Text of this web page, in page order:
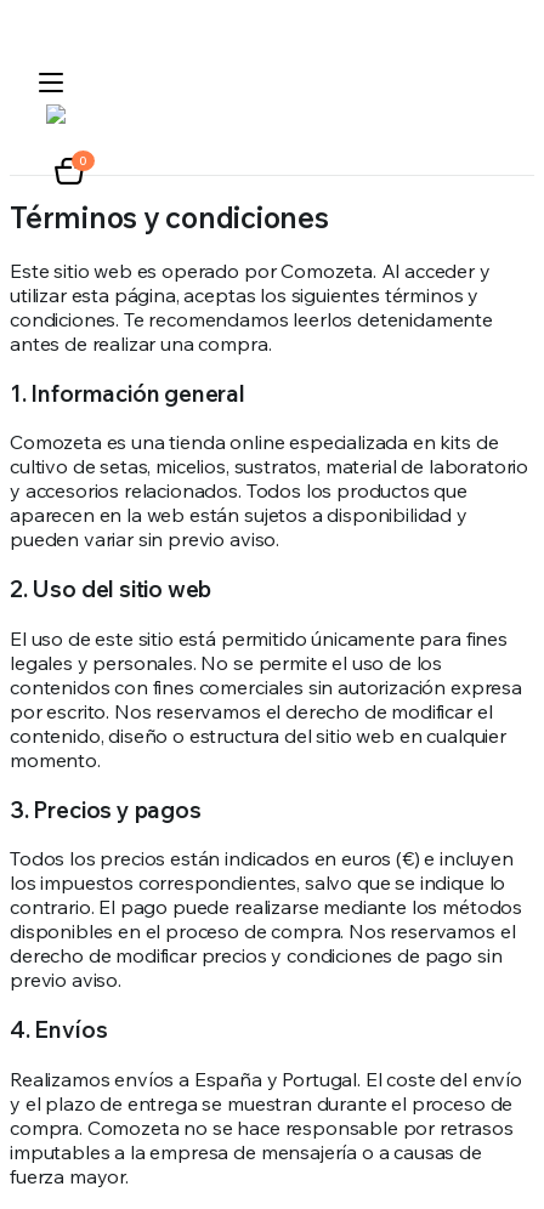
0
Términos y condiciones
Este sitio web es operado por Comozeta. Al acceder y
utilizar esta página, aceptas los siguientes términos y
condiciones. Te recomendamos leerlos detenidamente
antes de realizar una compra.
1. Información general
Comozeta es una tienda online especializada en kits de
cultivo de setas, micelios, sustratos, material de laboratorio
y accesorios relacionados. Todos los productos que
aparecen en la web están sujetos a disponibilidad y
pueden variar sin previo aviso.
2. Uso del sitio web
El uso de este sitio está permitido únicamente para fines
legales y personales. No se permite el uso de los
contenidos con fines comerciales sin autorización expresa
por escrito. Nos reservamos el derecho de modificar el
contenido, diseño o estructura del sitio web en cualquier
momento.
3. Precios y pagos
Todos los precios están indicados en euros (€) e incluyen
los impuestos correspondientes, salvo que se indique lo
contrario. El pago puede realizarse mediante los métodos
disponibles en el proceso de compra. Nos reservamos el
derecho de modificar precios y condiciones de pago sin
previo aviso.
4. Envíos
Realizamos envíos a España y Portugal. El coste del envío
y el plazo de entrega se muestran durante el proceso de
compra. Comozeta no se hace responsable por retrasos
imputables a la empresa de mensajería o a causas de
fuerza mayor.